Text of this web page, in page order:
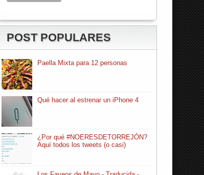
POST POPULARES
Paella Mixta para 12 personas
Qué hacer al estrenar un iPhone 4
¿Por qué #NOERESDETORREJÓN?
Aquí todos los tweets (o casi)